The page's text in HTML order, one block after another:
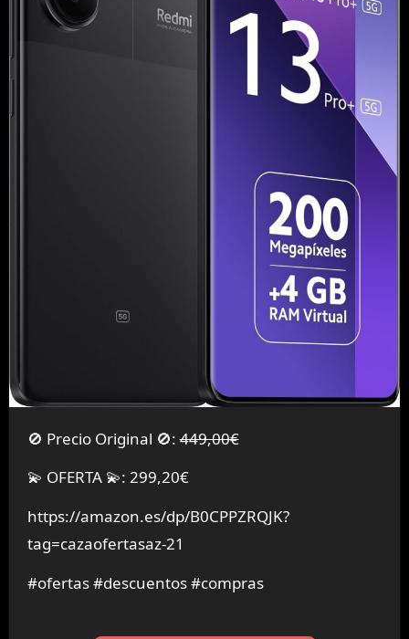
🚫 Precio Original 🚫:449,00€
💫 OFERTA 💫: 299,20€
https://amazon.es/dp/B0CPPZRQJK?
tag=cazaofertasaz-21
#ofertas #descuentos #compras